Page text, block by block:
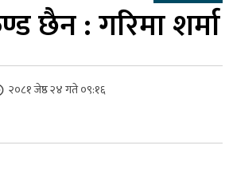
छैन : गरिमा शर्मा
२०८१ जेष्ठ २४ गते ०९:१६